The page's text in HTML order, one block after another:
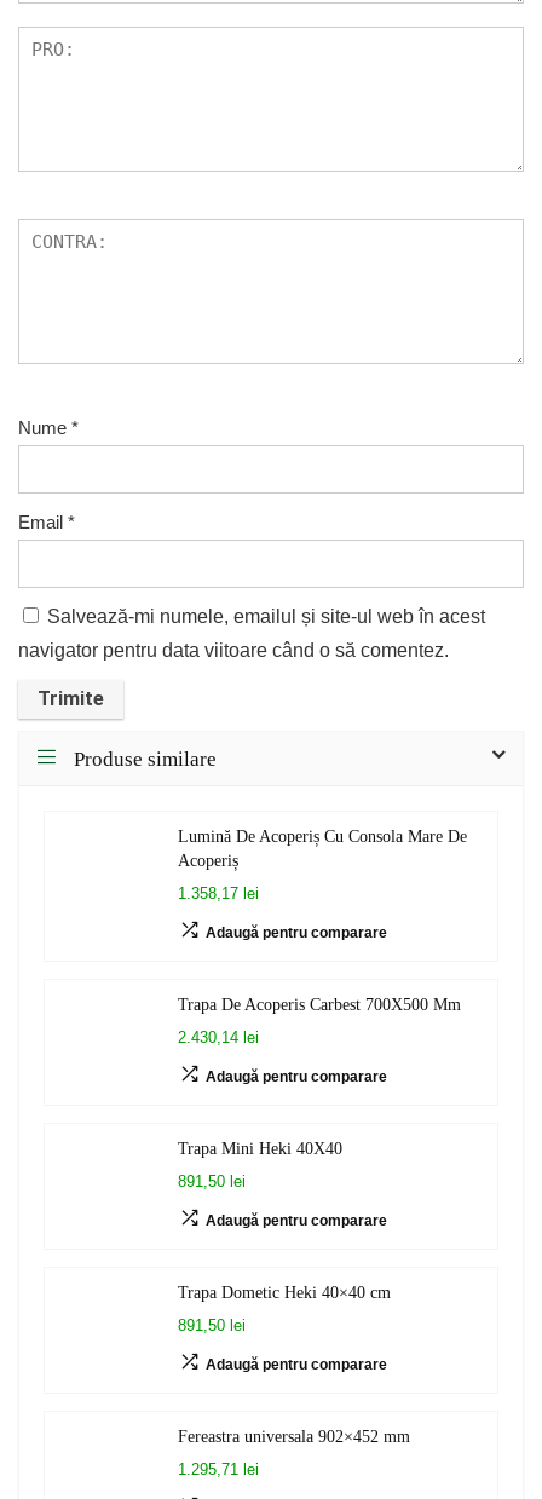
Nume *
Email *
Salvează-mi numele, emailul și site-ul web în acest
navigator pentru data viitoare când o să comentez.
Produse similare
Lumină De Acoperiș Cu Consola Mare De
Acoperiș
1.358,17 lei
Adaugă pentru comparare
Trapa De Acoperis Carbest 700X500 Mm
2.430,14 lei
Adaugă pentru comparare
Trapa Mini Heki 40X40
891,50 lei
Adaugă pentru comparare
Trapa Dometic Heki 40×40 cm
891,50 lei
Adaugă pentru comparare
Fereastra universala 902×452 mm
1.295,71 lei